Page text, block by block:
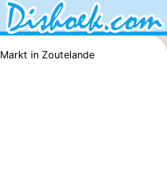
Markt in Zoutelande